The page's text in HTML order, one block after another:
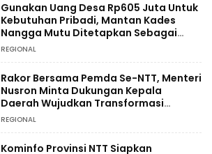
Gunakan Uang Desa Rp605 Juta Untuk
Kebutuhan Pribadi, Mantan Kades
Nangga Mutu Ditetapkan Sebagai
Tersangka
REGIONAL
Rakor Bersama Pemda Se-NTT, Menteri
Nusron Minta Dukungan Kepala
Daerah Wujudkan Transformasi
Layanan Pertanahan
REGIONAL
Kominfo Provinsi NTT Siapkan